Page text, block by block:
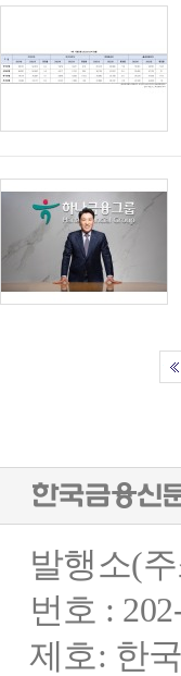
발행소(
번호 :
제호: 한